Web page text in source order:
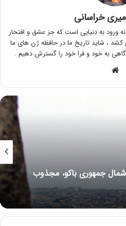
خراسانی
ورود به دنیایی است که جز عشق و افتخار
کشد ، شاید تاریخ ما در حافظه ژن های ما
به خود و فرا خود را گسترش دهیم .
جمهوری باکو، مجذوب